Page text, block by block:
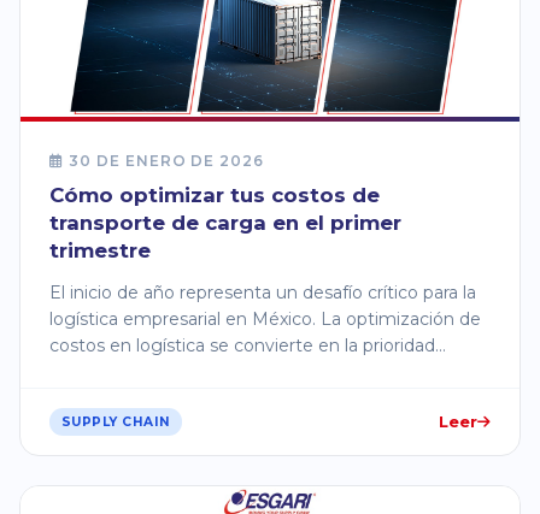
30 DE ENERO DE 2026
Cómo optimizar tus costos de
transporte de carga en el primer
trimestre
El inicio de año representa un desafío crítico para la
logística empresarial en México. La optimización de
costos en logística se convierte en la prioridad
SUPPLY CHAIN Leer